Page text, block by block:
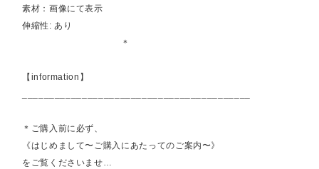
素材：画像にて表示
伸縮性: あり
＊
【information】
＊ご購入前に必ず、
《はじめまして〜ご購入にあたってのご案内〜》
をご覧くださいませ…